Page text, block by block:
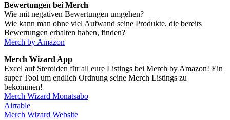
Bewertungen bei Merch
Wie mit negativen Bewertungen umgehen?
Wie kann man ohne viel Aufwand seine Produkte, die bereits
Bewertungen erhalten haben, finden?
Merch by Amazon
Merch Wizard App
Excel auf Steroiden für all eure Listings bei Merch by Amazon! Ein
super Tool um endlich Ordnung seine Merch Listings zu
bekommen!
Merch Wizard Monatsabo
Airtable
Merch Wizard Website